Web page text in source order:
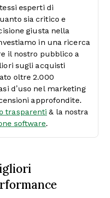
esperti di
sia critico e
giusta nella
in una ricerca
il nostro pubblico a
sugli acquisti
oltre 2.000
d’uso nel marketing
approfondite.
trasparenti & la nostra
software.